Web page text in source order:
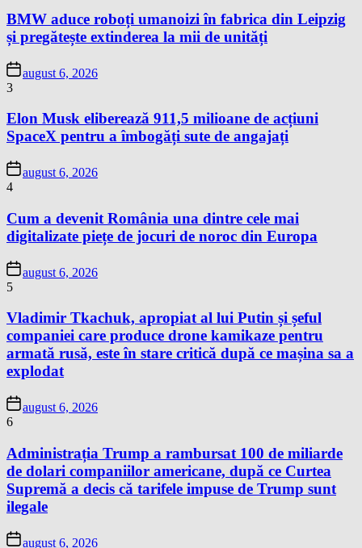
BMW aduce roboți umanoizi în fabrica din Leipzig
și pregătește extinderea la mii de unități
august 6, 2026
3
Elon Musk eliberează 911,5 milioane de acțiuni
SpaceX pentru a îmbogăți sute de angajați
august 6, 2026
4
Cum a devenit România una dintre cele mai
digitalizate piețe de jocuri de noroc din Europa
august 6, 2026
5
Vladimir Tkachuk, apropiat al lui Putin și șeful
companiei care produce drone kamikaze pentru
armată rusă, este în stare critică după ce mașina sa a
explodat
august 6, 2026
6
Administrația Trump a rambursat 100 de miliarde
de dolari companiilor americane, după ce Curtea
Supremă a decis că tarifele impuse de Trump sunt
ilegale
august 6, 2026